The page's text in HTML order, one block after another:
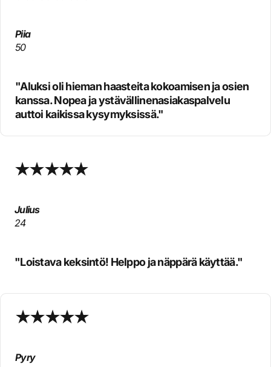
Piia
50
"Aluksi oli hieman haasteita kokoamisen ja osien
kanssa. Nopea ja ystävällinenasiakaspalvelu
auttoi kaikissa kysymyksissä."
Julius
24
"Loistava keksintö! Helppo ja näppärä käyttää."
Pyry